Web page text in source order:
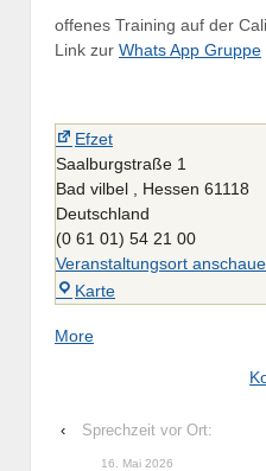
offenes Training auf der
Link zur Whats App Gruppe
Efzet
Saalburgstraße 1
Bad vilbel
Hessen 61118
Deutschland
(0 61 01) 54 21 00
Veranstaltungsort
Karte
Moreabout
‹ Sprechzeit vor Ort:
16. Mai 2026